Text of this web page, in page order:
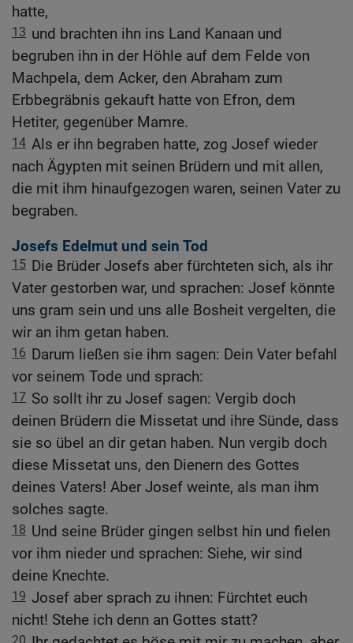
hatte,
13 und brachten ihn ins Land Kanaan und
begruben ihn in der Höhle auf dem Felde von
Machpela, dem Acker, den Abraham zum
Erbbegräbnis gekauft hatte von Efron, dem
Hetiter, gegenüber Mamre.
14 Als er ihn begraben hatte, zog Josef wieder
nach Ägypten mit seinen Brüdern und mit allen,
die mit ihm hinaufgezogen waren, seinen Vater zu
begraben.
Josefs Edelmut und sein Tod
15 Die Brüder Josefs aber fürchteten sich, als ihr
Vater gestorben war, und sprachen: Josef könnte
uns gram sein und uns alle Bosheit vergelten, die
wir an ihm getan haben.
16 Darum ließen sie ihm sagen: Dein Vater befahl
vor seinem Tode und sprach:
17 So sollt ihr zu Josef sagen: Vergib doch
deinen Brüdern die Missetat und ihre Sünde, dass
sie so übel an dir getan haben. Nun vergib doch
diese Missetat uns, den Dienern des Gottes
deines Vaters! Aber Josef weinte, als man ihm
solches sagte.
18 Und seine Brüder gingen selbst hin und fielen
vor ihm nieder und sprachen: Siehe, wir sind
deine Knechte.
19 Josef aber sprach zu ihnen: Fürchtet euch
nicht! Stehe ich denn an Gottes statt?